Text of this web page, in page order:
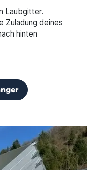
Laubgitter.
Zuladung deines
hinten